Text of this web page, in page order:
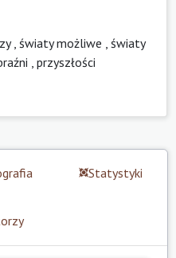
, światy możliwe
światy
przyszłości
Statystyki